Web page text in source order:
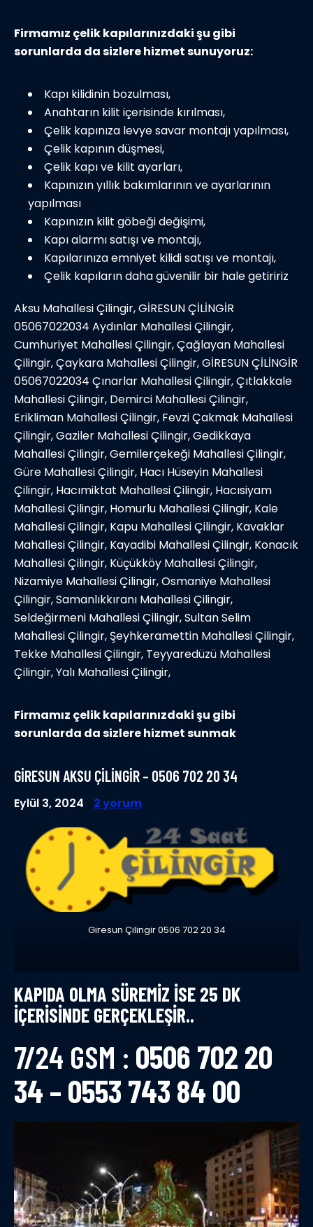
Firmamız çelik kapılarınızdaki şu gibi
sorunlarda da sizlere hizmet sunuyoruz:
Kapı kilidinin bozulması,
Anahtarın kilit içerisinde kırılması,
Çelik kapınıza levye savar montajı yapılması,
Çelik kapının düşmesi,
Çelik kapı ve kilit ayarları,
Kapınızın yıllık bakımlarının ve ayarlarının
yapılması
Kapınızın kilit göbeği değişimi,
Kapı alarmı satışı ve montajı,
Kapılarınıza emniyet kilidi satışı ve montajı,
Çelik kapıların daha güvenilir bir hale getiririz
Aksu Mahallesi Çilingir, GİRESUN ÇİLİNGİR
05067022034 Aydınlar Mahallesi Çilingir,
Cumhuriyet Mahallesi Çilingir, Çağlayan Mahallesi
Çilingir, Çaykara Mahallesi Çilingir, GİRESUN ÇİLİNGİR
05067022034 Çınarlar Mahallesi Çilingir, Çıtlakkale
Mahallesi Çilingir, Demirci Mahallesi Çilingir,
Erikliman Mahallesi Çilingir, Fevzi Çakmak Mahallesi
Çilingir, Gaziler Mahallesi Çilingir, Gedikkaya
Mahallesi Çilingir, Gemilerçekeği Mahallesi Çilingir,
Güre Mahallesi Çilingir, Hacı Hüseyin Mahallesi
Çilingir, Hacımiktat Mahallesi Çilingir, Hacısiyam
Mahallesi Çilingir, Homurlu Mahallesi Çilingir, Kale
Mahallesi Çilingir, Kapu Mahallesi Çilingir, Kavaklar
Mahallesi Çilingir, Kayadibi Mahallesi Çilingir, Konacık
Mahallesi Çilingir, Küçükköy Mahallesi Çilingir,
Nizamiye Mahallesi Çilingir, Osmaniye Mahallesi
Çilingir, Samanlıkkıranı Mahallesi Çilingir,
Seldeğirmeni Mahallesi Çilingir, Sultan Selim
Mahallesi Çilingir, Şeyhkeramettin Mahallesi Çilingir,
Tekke Mahallesi Çilingir, Teyyaredüzü Mahallesi
Çilingir, Yalı Mahallesi Çilingir,
Firmamız çelik kapılarınızdaki şu gibi
sorunlarda da sizlere hizmet sunmak
GIRESUN AKSU ÇILINGIR – 0506 702 20 34
Eylül 3, 2024 2 yorum
Giresun Çilingir 0506 702 20 34
KAPIDA OLMA SÜREMIZ ISE 25 DK
IÇERISINDE GERÇEKLEŞIR..
7/24 GSM : 0506 702 20
34 – 0553 743 84 00